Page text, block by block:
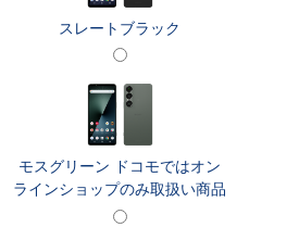
スレートブラック
モスグリーン ドコモではオン
ラインショップのみ取扱い商品